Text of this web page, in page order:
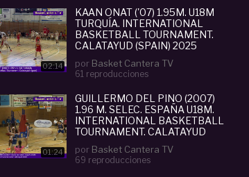
02:14
KAAN ONAT ('07) 1.95M. U18M
TURQUÍA. INTERNATIONAL
BASKETBALL TOURNAMENT.
CALATAYUD (SPAIN) 2025
por Basket Cantera TV
61 reproducciones
01:24
GUILLERMO DEL PINO (2007)
1.96 M. SELEC. ESPAÑA U18M.
INTERNATIONAL BASKETBALL
TOURNAMENT. CALATAYUD
por Basket Cantera TV
69 reproducciones